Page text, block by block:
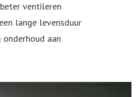
ventileren
lange levensduur
aan